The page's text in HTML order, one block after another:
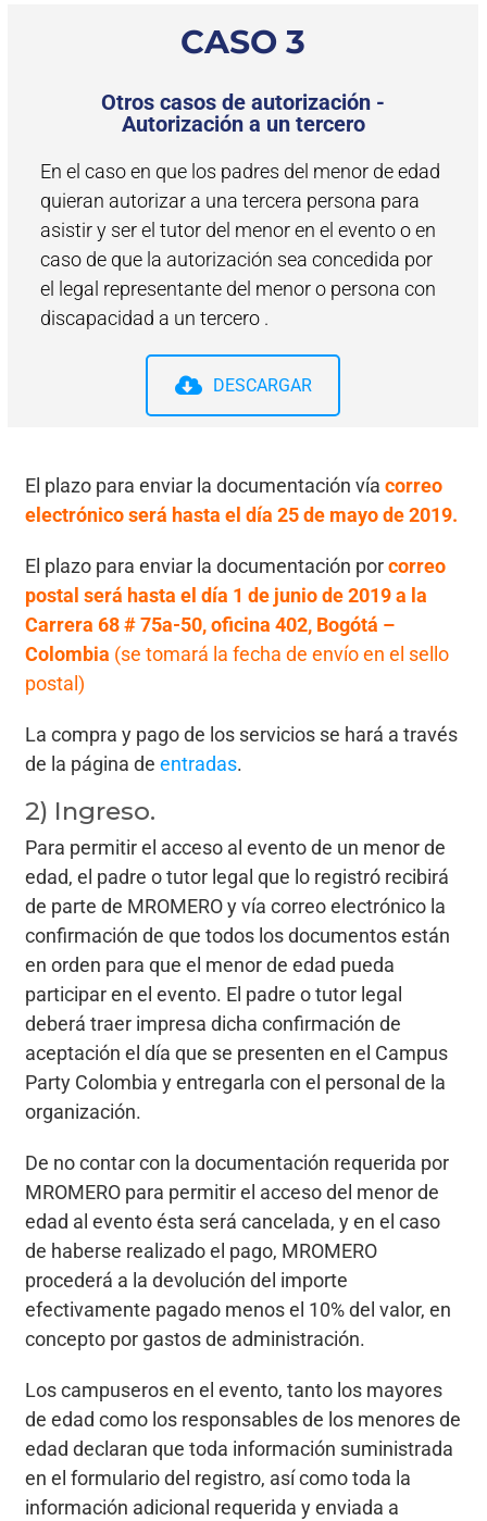
CASO 3
Otros casos de autorización -
Autorización a un tercero
En el caso en que los padres del menor de edad
quieran autorizar a una tercera persona para
asistir y ser el tutor del menor en el evento o en
caso de que la autorización sea concedida por
el legal representante del menor o persona con
discapacidad a un tercero .
DESCARGAR
El plazo para enviar la documentación vía correo
electrónico será hasta el día 25 de mayo de 2019.
El plazo para enviar la documentación porcorreo
postal será hasta el día 1 de junio de 2019 a la
Carrera 68 # 75a-50, oficina 402, Bogótá –
Colombia (se tomará la fecha de envío en el sello
postal)
La compra y pago de los servicios se hará a través
de la página de entradas.
2) Ingreso.
Para permitir el acceso al evento de un menor de
edad, el padre o tutor legal que lo registró recibirá
de parte de MROMERO y vía correo electrónico la
confirmación de que todos los documentos están
en orden para que el menor de edad pueda
participar en el evento. El padre o tutor legal
deberá traer impresa dicha confirmación de
aceptación el día que se presenten en el Campus
Party Colombia y entregarla con el personal de la
organización.
De no contar con la documentación requerida por
MROMERO para permitir el acceso del menor de
edad al evento ésta será cancelada, y en el caso
de haberse realizado el pago, MROMERO
procederá a la devolución del importe
efectivamente pagado menos el 10% del valor, en
concepto por gastos de administración.
Los campuseros en el evento, tanto los mayores
de edad como los responsables de los menores de
edad declaran que toda información suministrada
en el formulario del registro, así como toda la
información adicional requerida y enviada a